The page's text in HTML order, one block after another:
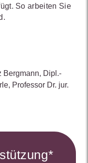
So arbeiten Sie
Bergmann, Dipl.-
, Professor Dr. jur.